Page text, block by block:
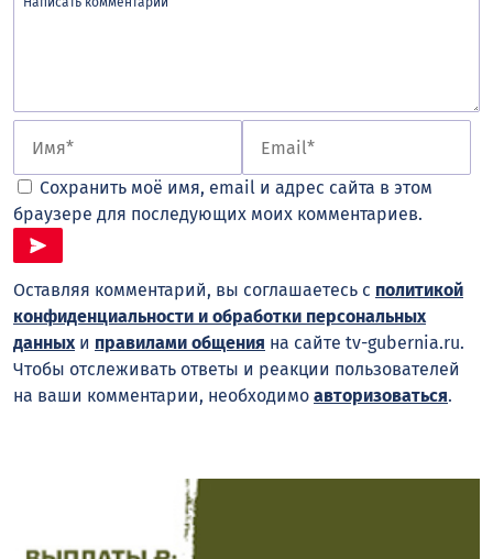
Сохранить моё имя, email и адрес сайта в этом
браузере для последующих моих комментариев.
Оставляя комментарий, вы соглашаетесь с политикой
конфиденциальности и обработки персональных
данныхи правилами общения на сайте tv-gubernia.ru.
Чтобы отслеживать ответы и реакции пользователей
на ваши комментарии, необходимо авторизоваться.